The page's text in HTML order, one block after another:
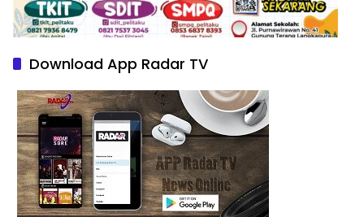
Download App Radar TV